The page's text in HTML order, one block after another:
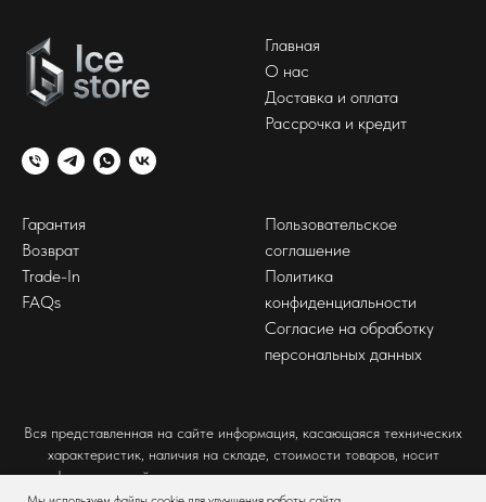
Главная
О нас
Доставка и оплата
Рассрочка и кредит
Гарантия
Возврат
Trade-In
FAQs
Пользовательское
соглашение
Политика
конфиденциальности
Согласие на обработку
персональных данных
Вся представленная на сайте информация, касающаяся технических
характеристик, наличия на складе, стоимости товаров, носит
информационный характер и ни при каких условиях не является
публичной офертой, определяемой положениями Статьи 437(2)